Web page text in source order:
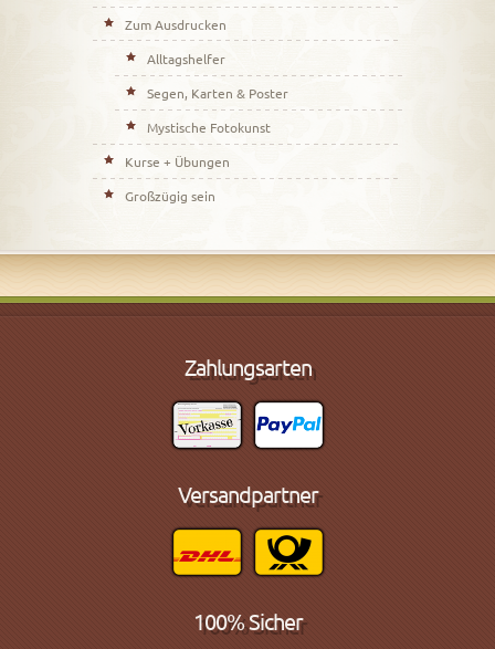
Zum Ausdrucken
Alltagshelfer
Segen, Karten & Poster
Mystische Fotokunst
Kurse + Übungen
Großzügig sein
Zahlungsarten
Versandpartner
100% Sicher